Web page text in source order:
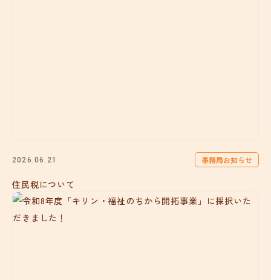
2026.06.21 事務局お知らせ
住民税について